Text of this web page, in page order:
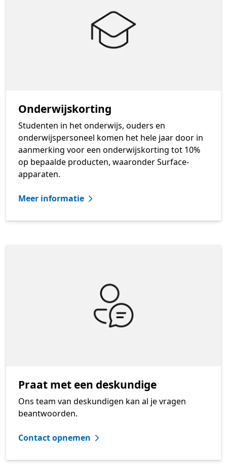
Onderwijskorting
Studenten in het onderwijs, ouders en
onderwijspersoneel komen het hele jaar door in
aanmerking voor een onderwijskorting tot 10%
op bepaalde producten, waaronder Surface-
apparaten.
Meer informatie
Praat met een deskundige
Ons team van deskundigen kan al je vragen
beantwoorden.
Contact opnemen